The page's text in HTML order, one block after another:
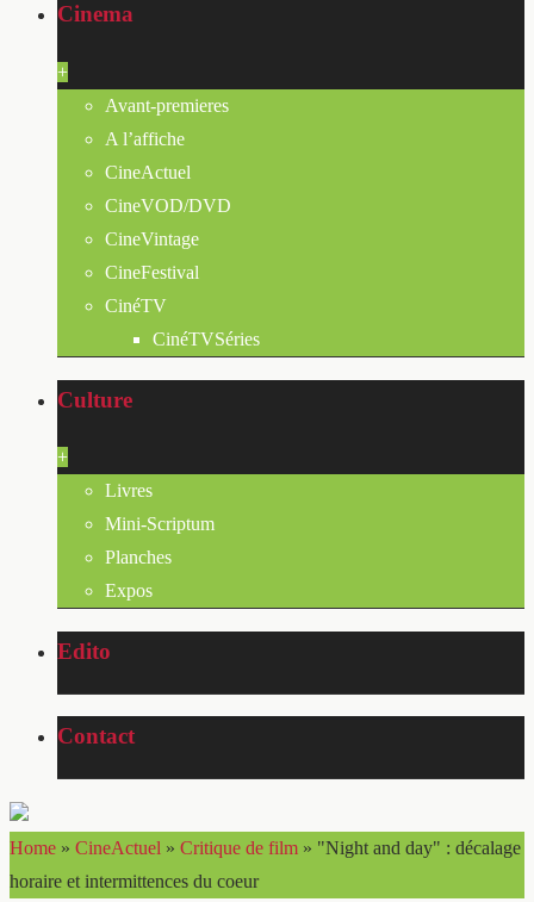
Cinema
+
Avant-premieres
A l’affiche
CineActuel
CineVOD/DVD
CineVintage
CineFestival
CinéTV
CinéTVSéries
Culture
+
Livres
Mini-Scriptum
Planches
Expos
Edito
Contact
Home » CineActuel » Critique de film » "Night and day" : décalage
horaire et intermittences du coeur